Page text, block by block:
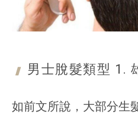
男士脫髮類型 1.
如前文所說，大部分生